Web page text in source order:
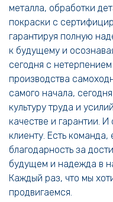
металла, обработки
покраски с
гарантируя полную
к будущему и
сегодня с
производства
самого начала,
культуру труда и
качестве и гарантии.
клиенту. Есть
благодарность за
будущем и надежда в
Каждый раз, что мы
продвигаемся.